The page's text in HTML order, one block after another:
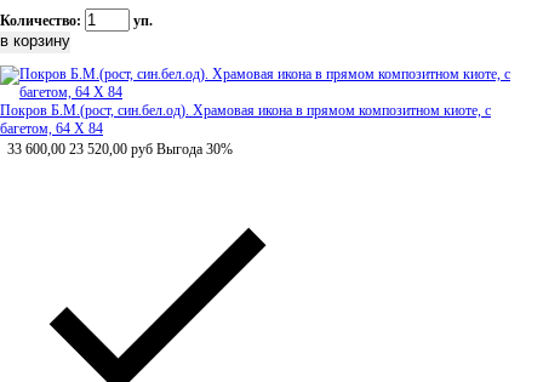
Количество: уп.
Покров Б.М.(рост, син.бел.од). Храмовая икона в прямом композитном киоте, с
багетом, 64 Х 84
33 600,00 23 520,00 руб Выгода 30%